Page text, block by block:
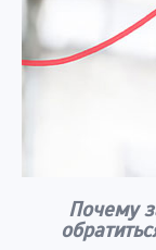
Почему